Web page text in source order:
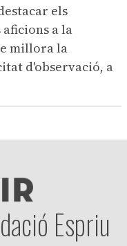
els
a la
millora la
d'observació, a
Espriu